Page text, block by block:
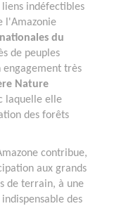
liens indéfectibles
l'Amazonie
du
de peuples
engagement très
Nature
laquelle elle
des forêts
contribue,
aux grands
de terrain, à une
des